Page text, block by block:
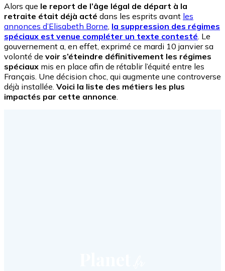
Alors que le report de l’âge légal de départ à la
retraite était déjà acté dans les esprits avant les
annonces d’Elisabeth Borne la suppression des régimes
spéciaux est venue compléter un texte contesté . Le
gouvernement a, en effet, exprimé ce mardi 10 janvier sa
volonté de voir s’éteindre définitivement les régimes
spéciaux mis en place afin de rétablir l’équité entre les
Français. Une décision choc, qui augmente une controverse
déjà installée. Voici la liste des métiers les plus
impactés par cette annonce